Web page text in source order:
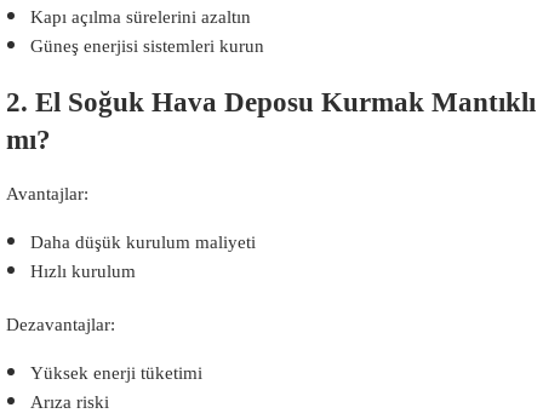
Kapı açılma sürelerini azaltın
Güneş enerjisi sistemleri kurun
2. El Soğuk Hava Deposu Kurmak Mantıklı
mı?
Avantajlar:
Daha düşük kurulum maliyeti
Hızlı kurulum
Dezavantajlar:
Yüksek enerji tüketimi
Arıza riski